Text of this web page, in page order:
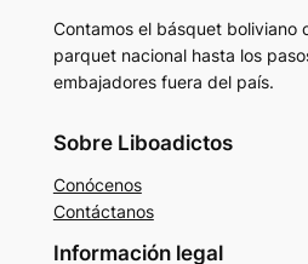
Contamos el básquet boliviano
parquet nacional hasta los
embajadores fuera del país.
Sobre Liboadictos
Conócenos
Contáctanos
Información legal